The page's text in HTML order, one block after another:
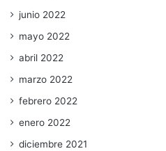
junio 2022
mayo 2022
abril 2022
marzo 2022
febrero 2022
enero 2022
diciembre 2021